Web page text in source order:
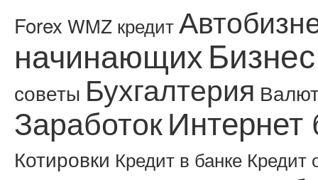
Forex WMZ кредит
начинающих
советы Бухгалтерия
ЗаработокИнтернет
Котировки Кредит в банке Кредит